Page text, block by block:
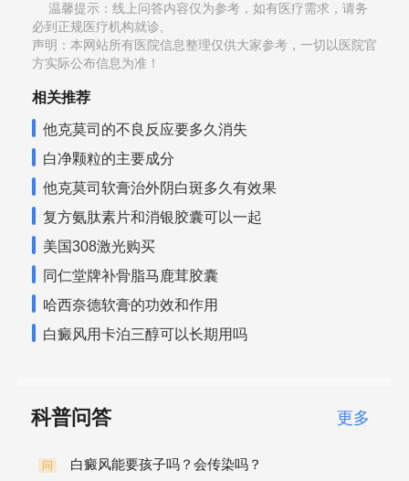
温馨提示：线上问答内容仅为参考，如有医疗需求，请务
必到正规医疗机构就诊,
声明：本网站所有医院信息整理仅供大家参考，一切以医院官
方实际公布信息为准！
相关推荐
他克莫司的不良反应要多久消失
白净颗粒的主要成分
他克莫司软膏治外阴白斑多久有效果
复方氨肽素片和消银胶囊可以一起
美国308激光购买
同仁堂牌补骨脂马鹿茸胶囊
哈西奈德软膏的功效和作用
白癜风用卡泊三醇可以长期用吗
科普问答 更多
问 白癜风能要孩子吗？会传染吗？